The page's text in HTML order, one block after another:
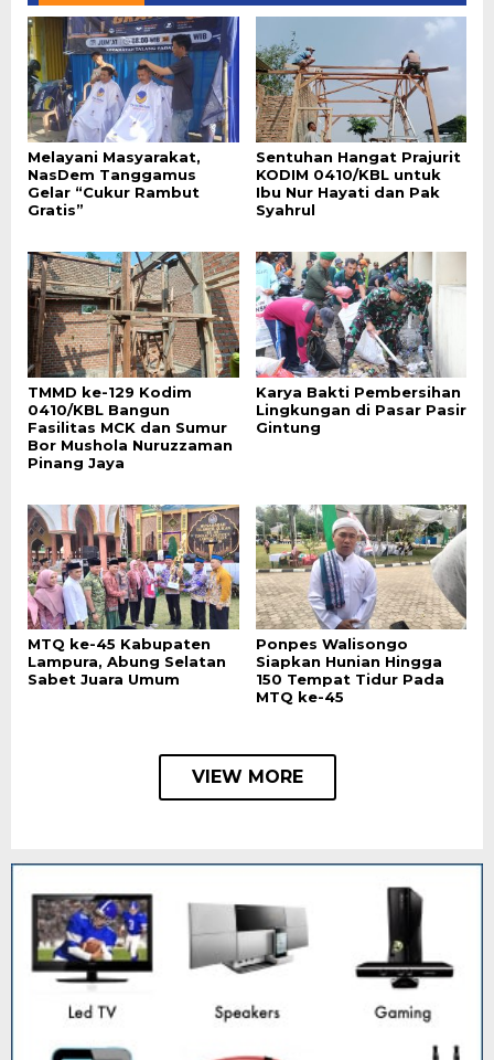
Melayani Masyarakat,
NasDem Tanggamus
Gelar “Cukur Rambut
Gratis”
Sentuhan Hangat Prajurit
KODIM 0410/KBL untuk
Ibu Nur Hayati dan Pak
Syahrul
TMMD ke-129 Kodim
0410/KBL Bangun
Fasilitas MCK dan Sumur
Bor Mushola Nuruzzaman
Pinang Jaya
Karya Bakti Pembersihan
Lingkungan di Pasar Pasir
Gintung
MTQ ke-45 Kabupaten
Lampura, Abung Selatan
Sabet Juara Umum
Ponpes Walisongo
Siapkan Hunian Hingga
150 Tempat Tidur Pada
MTQ ke-45
VIEW MORE